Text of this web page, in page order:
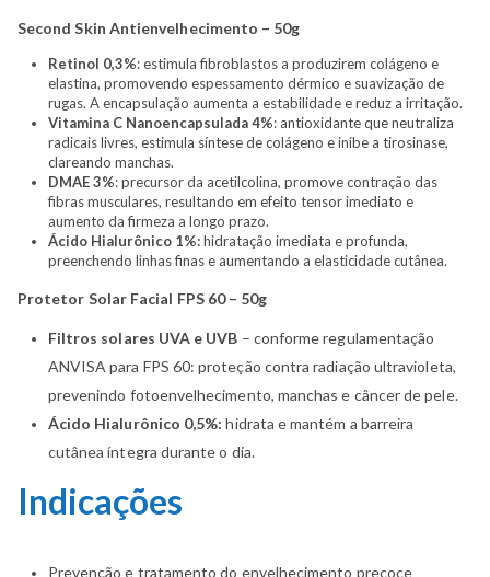
Second Skin Antienvelhecimento – 50g
Retinol 0,3%: estimula fibroblastos a produzirem colágeno e
elastina, promovendo espessamento dérmico e suavização de
rugas. A encapsulação aumenta a estabilidade e reduz a irritação.
Vitamina C Nanoencapsulada 4%: antioxidante que neutraliza
radicais livres, estimula síntese de colágeno e inibe a tirosinase,
clareando manchas.
DMAE 3%: precursor da acetilcolina, promove contração das
fibras musculares, resultando em efeito tensor imediato e
aumento da firmeza a longo prazo.
Ácido Hialurônico 1%:hidratação imediata e profunda,
preenchendo linhas finas e aumentando a elasticidade cutânea.
Protetor Solar Facial FPS 60 – 50g
Filtros solares UVA e UVB – conforme regulamentação
ANVISA para FPS 60: proteção contra radiação ultravioleta,
prevenindo fotoenvelhecimento, manchas e câncer de pele.
Ácido Hialurônico 0,5%: hidrata e mantém a barreira
cutânea íntegra durante o dia.
Indicações
Prevenção e tratamento do envelhecimento precoce